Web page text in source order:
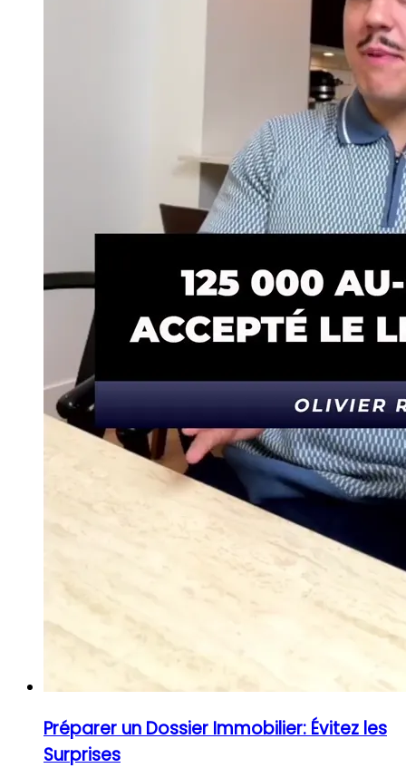
Préparer un Dossier Immobilier: Évitez les
Surprises